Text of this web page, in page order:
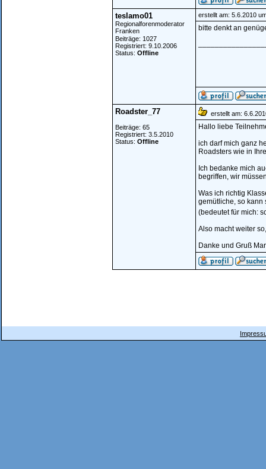
teslamo01
Regionalforenmoderator
Franken
Beiträge: 1027
Registriert: 9.10.2006
Status: Offline
erstellt am: 5.6.2010
bitte denkt an
Roadster_77
Beiträge: 65
Registriert: 3.5.2010
Status: Offline
erstellt am:
Hallo liebe
ich darf mich ganz
Roadsters wie in
Ich bedanke mich
begriffen, wir
Was ich richtig
gemütliche, so kann
(bedeutet für mich:
Also macht weiter
Danke und Gruß